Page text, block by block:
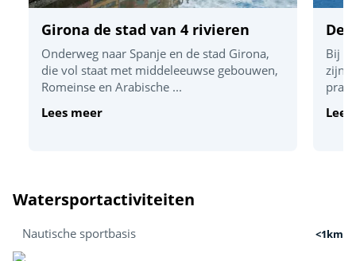
Girona de stad van 4 rivieren
Onderweg naar Spanje en de stad Girona,
die vol staat met middeleeuwse gebouwen,
Romeinse en Arabische ...
Lees meer
De
Bij
zijn
Watersportactiviteiten
Nautische sportbasis <1km